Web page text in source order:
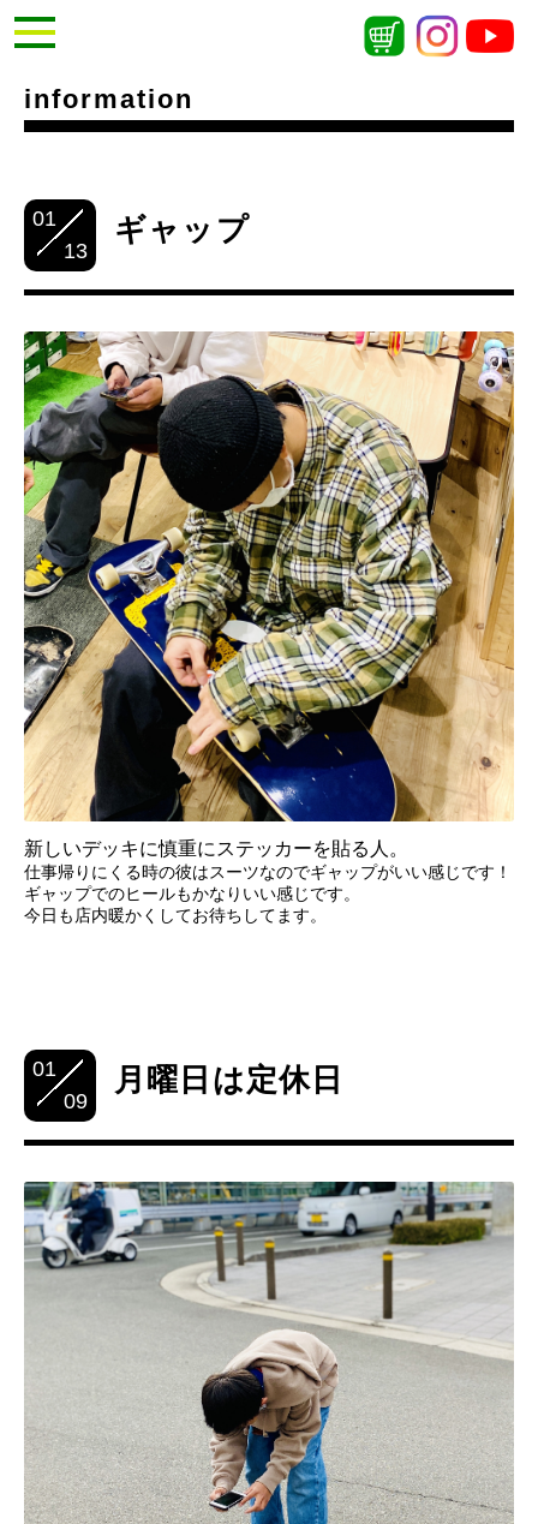
information
01
13
ギャップ
新しいデッキに慎重にステッカーを貼る人。
仕事帰りにくる時の彼はスーツなのでギャップがいい感じです！
ギャップでのヒールもかなりいい感じです。
今日も店内暖かくしてお待ちしてます。
01
09
月曜日は定休日